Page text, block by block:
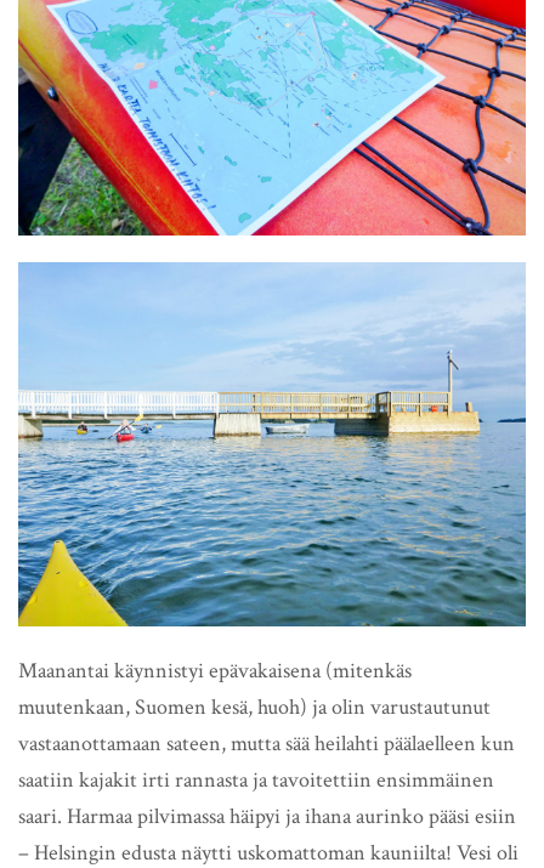
Maanantai käynnistyi epävakaisena (mitenkäs
muutenkaan, Suomen kesä, huoh) ja olin varustautunut
vastaanottamaan sateen, mutta sää heilahti päälaelleen kun
saatiin kajakit irti rannasta ja tavoitettiin ensimmäinen
saari. Harmaa pilvimassa häipyi ja ihana aurinko pääsi esiin
– Helsingin edusta näytti uskomattoman kauniilta! Vesi oli